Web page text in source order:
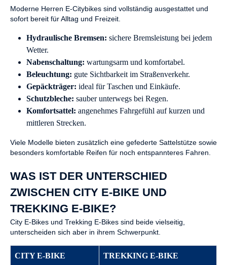
Moderne Herren E-Citybikes sind vollständig ausgestattet und
sofort bereit für Alltag und Freizeit.
Hydraulische Bremsen: sichere Bremsleistung bei jedem
Wetter.
Nabenschaltung: wartungsarm und komfortabel.
Beleuchtung: gute Sichtbarkeit im Straßenverkehr.
Gepäckträger: ideal für Taschen und Einkäufe.
Schutzbleche: sauber unterwegs bei Regen.
Komfortsattel: angenehmes Fahrgefühl auf kurzen und
mittleren Strecken.
Viele Modelle bieten zusätzlich eine gefederte Sattelstütze sowie
besonders komfortable Reifen für noch entspannteres Fahren.
WAS IST DER UNTERSCHIED
ZWISCHEN CITY E-BIKE UND
TREKKING E-BIKE?
City E-Bikes und Trekking E-Bikes sind beide vielseitig,
unterscheiden sich aber in ihrem Schwerpunkt.
CITY E-BIKE TREKKING E-BIKE